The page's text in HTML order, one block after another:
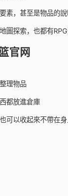
素，甚至是物品的說
圖探索，也都有
官网
理物品
都放進倉庫
可以收起來不帶在